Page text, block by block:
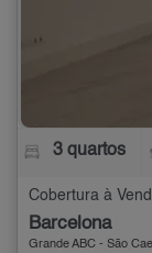
3 quartos
Cobertura à
Barcelona
Grande ABC - São